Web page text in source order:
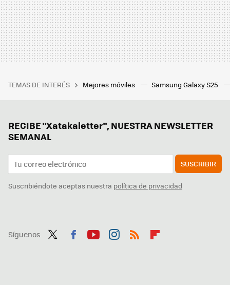
TEMAS DE INTERÉS Mejores móviles Samsung Galaxy S25
RECIBE "Xatakaletter", NUESTRA NEWSLETTER
SEMANAL
SUSCRIBIR
Suscribiéndote aceptas nuestra política de privacidad
Síguenos